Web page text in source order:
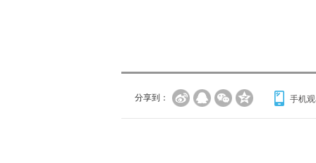
分享到： 手机